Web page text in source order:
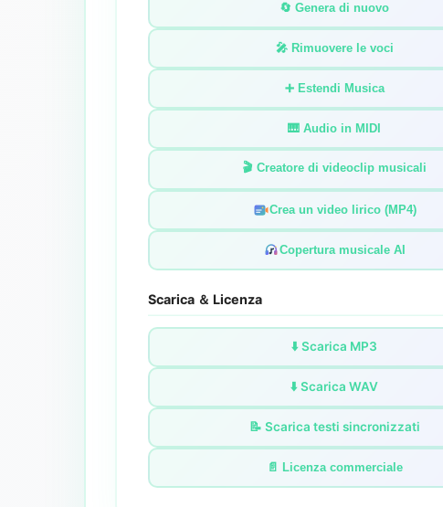
🔄 Genera di nuovo
🎤 Rimuovere le voci
➕ Estendi Musica
🎹 Audio in MIDI
🎬 Creatore di videoclip musicali
Crea un video lirico (MP4)
Copertura musicale AI
Scarica ＆ Licenza
⬇️ Scarica MP3
⬇️ Scarica WAV
📝 Scarica testi sincronizzati
📄 Licenza commerciale